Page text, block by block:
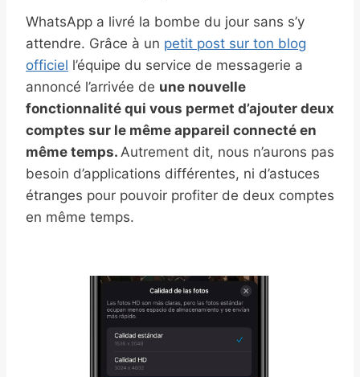
WhatsApp a livré la bombe du jour sans s’y
attendre. Grâce à un petit post sur ton blog
officiel l’équipe du service de messagerie a
annoncé l’arrivée de une nouvelle
fonctionnalité qui vous permet d’ajouter deux
comptes sur le même appareil connecté en
même temps. Autrement dit, nous n’aurons pas
besoin d’applications différentes, ni d’astuces
étranges pour pouvoir profiter de deux comptes
en même temps.